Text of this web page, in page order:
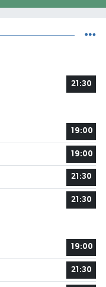
21:30
19:00
19:00
21:30
21:30
19:00
21:30